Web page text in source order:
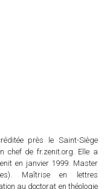
près le Saint-Siège
chef de fr.zenit.org. Elle a
en janvier 1999. Master
Maîtrise en lettres
au doctorat en théologie